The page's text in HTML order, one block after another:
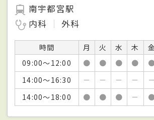
南宇都宮駅
内科
外科
時間 月 火 水 木 金
09:00～12:00
● ● ● ●
14:00～16:30
－ － － － －
14:00～18:00
● ● ● －